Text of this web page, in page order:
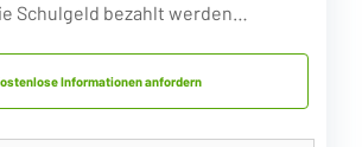
Schulgeld bezahlt werden…
Informationen anfordern